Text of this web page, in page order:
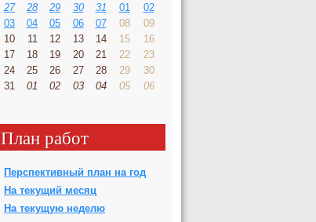
27
28 29 30 31 01
02
03
04 05 06 07 08
09
10
11 12 13 14 15
16
17
18 19 20 21 22
23
24
25 26 27 28 29
30
31
01 02 03 04 05 06
План работ
Перспективный план на год
На текущий месяц
На текущую неделю